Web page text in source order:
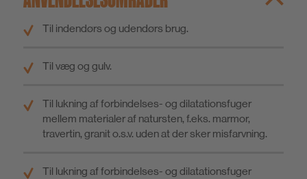
Til indendørs og udendørs brug.
Til væg og gulv.
Til lukning af forbindelses- og dilatationsfuger
mellem materialer af natursten, f.eks. marmor,
travertin, granit o.s.v. uden at der sker misfarvning.
Til lukning af forbindelses- og dilatationsfuger